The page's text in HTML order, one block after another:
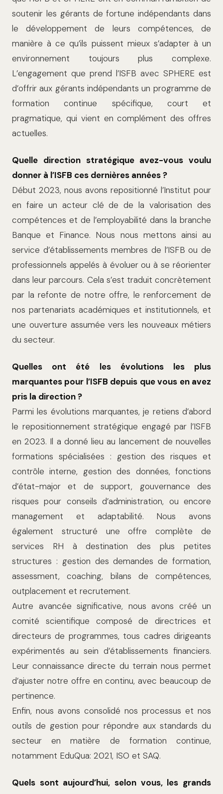
sou­tenir les gérants de fortune indépendants dans
le développement de leurs compé­tences, de
manière à ce qu’ils puissent mieux s’adapter à un
environnement tou­jours plus complexe.
L’engagement que prend l’ISFB avec SPHERE est
d’offrir aux gérants indépendants un programme de
formation continue spécifique, court et
pragmatique, qui vient en complément des offres
actuelles.
Quelle direction stratégique avez-vous voulu
donner à l’ISFB ces dernières années ?
Début 2023, nous avons repositionné l’Ins­titut pour
en faire un acteur clé de de la valorisation des
compétences et de l’em­ployabilité dans la branche
Banque et Finance. Nous nous mettons ainsi au
ser­vice d’établissements membres de l’ISFB ou de
professionnels appelés à évoluer ou à se réorienter
dans leur parcours. Cela s’est traduit concrètement
par la refonte de notre offre, le renforcement de
nos parte­nariats académiques et institutionnels, et
une ouverture assumée vers les nouveaux métiers
du secteur.
Quelles ont été les évolutions les plus
marquantes pour l’ISFB depuis que vous en avez
pris la direction ?
Parmi les évolutions marquantes, je retiens d’abord
le repositionnement stratégique engagé par l’ISFB
en 2023. Il a donné lieu au lancement de nouvelles
formations spé­cialisées : gestion des risques et
contrôle interne, gestion des données, fonctions
d’état-major et de support, gouvernance des
risques pour conseils d’administration, ou encore
management et adaptabilité. Nous avons
également structuré une offre complète de
services RH à destination des plus petites
structures : gestion des deman­des de formation,
assessment, coaching, bilans de compétences,
outplacement et recrutement.
Autre avancée significative, nous avons créé un
comité scientifique composé de directrices et
directeurs de programmes, tous cadres dirigeants
expérimentés au sein d’établissements financiers.
Leur connaissance directe du terrain nous per­met
d’ajuster notre offre en continu, avec beaucoup de
pertinence.
Enfin, nous avons consolidé nos processus et nos
outils de gestion pour répondre aux standards du
secteur en matière de forma­tion continue,
notamment EduQua: 2021, ISO et SAQ.
Quels sont aujourd’hui, selon vous, les grands